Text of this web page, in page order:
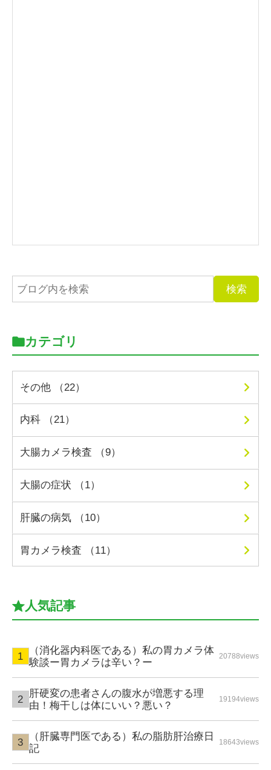
カテゴリ
その他 （22）
内科 （21）
大腸カメラ検査 （9）
大腸の症状 （1）
肝臓の病気 （10）
胃カメラ検査 （11）
人気記事
（消化器内科医である）私の胃カメラ体
験談ー胃カメラは辛い？ー
20788views
肝硬変の患者さんの腹水が増悪する理
由！梅干しは体にいい？悪い？
19194views
（肝臓専門医である）私の脂肪肝治療日
記
18643views